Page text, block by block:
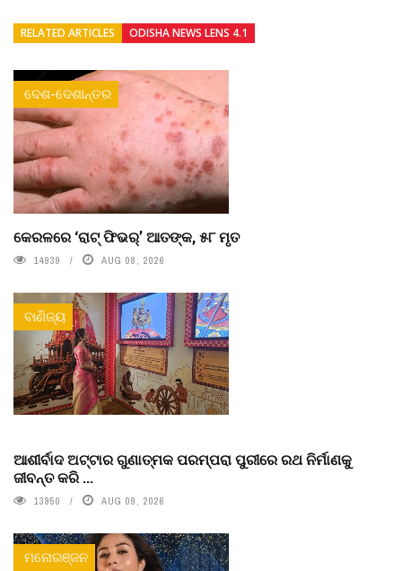
RELATED ARTICLES ODISHA NEWS LENS 4.1
ଦେଶ-ଦେଶାନ୍ତର
କେରଳରେ ‘ରାଟ୍ ଫିଭର୍’ ଆତଙ୍କ, ୫୮ ମୃତ
14939 AUG 08, 2026
ବାଣିଜ୍ୟ
ଆଶୀର୍ବାଦ ଅଟ୍ଟାର ଗୁଣାତ୍ମକ ପରମ୍ପରା ପୁରୀରେ ରଥ ନିର୍ମାଣକୁ
ଜୀବନ୍ତ କରି ...
13950 AUG 09, 2026
ମନୋରଞ୍ଜନ